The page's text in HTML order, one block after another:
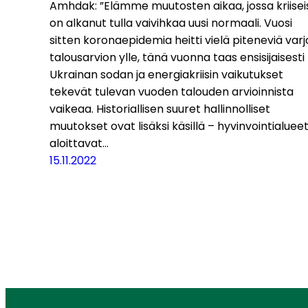
Amhdak: ”Elämme muutosten aikaa, jossa
on alkanut tulla vaivihkaa uusi normaali. Vuosi
sitten koronaepidemia heitti vielä piteneviä
talousarvion ylle, tänä vuonna taas ensisijaisesti
Ukrainan sodan ja energiakriisin vaikutukset
tekevät tulevan vuoden talouden arvioinnista
vaikeaa. Historiallisen suuret hallinnolliset
muutokset ovat lisäksi käsillä – hyvinvointialueet
aloittavat…
15.11.2022